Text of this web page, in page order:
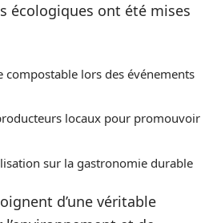
écologiques ont été mises
compostable lors des événements
locaux pour promouvoir
sur la gastronomie durable
d’une véritable